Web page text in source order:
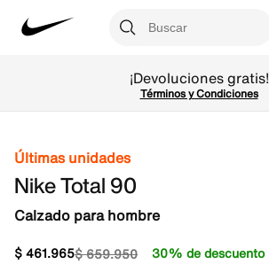
¡Devoluciones gratis!
Términos y Condiciones
Últimas unidades
Nike Total 90
Calzado para hombre
$659.950
$461.965 30% de descuento